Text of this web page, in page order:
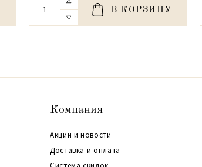
В КОРЗИНУ
Компания
Акции и новости
Доставка и оплата